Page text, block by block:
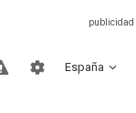
España